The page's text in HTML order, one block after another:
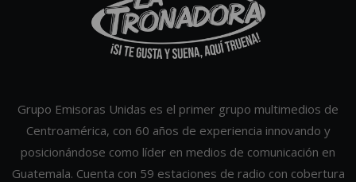
Grupo Emisoras Unidas es el primer grupo multimedios de
Centroamérica, con 60 años de experiencia innovando y
posicionándose como líder en medios de comunicación en
Guatemala. Cuenta con 59 estaciones de radio con cobertura